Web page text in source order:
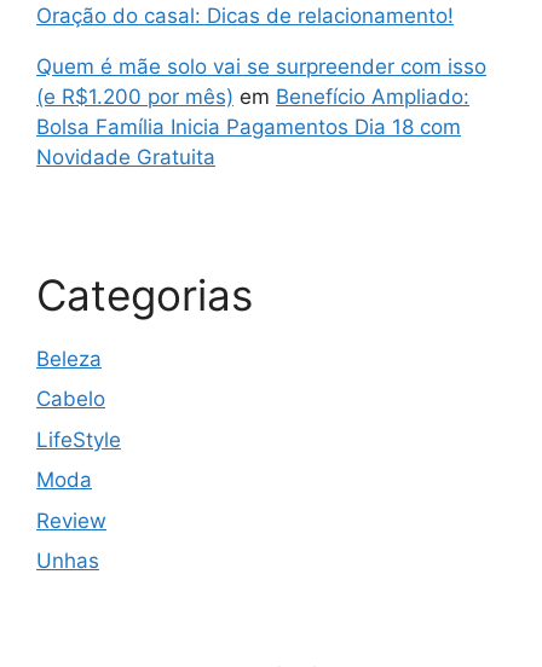
Oração do casal: Dicas de relacionamento!
Quem é mãe solo vai se surpreender com isso
(e R$1.200 por mês) em Benefício Ampliado:
Bolsa Família Inicia Pagamentos Dia 18 com
Novidade Gratuita
Categorias
Beleza
Cabelo
LifeStyle
Moda
Review
Unhas